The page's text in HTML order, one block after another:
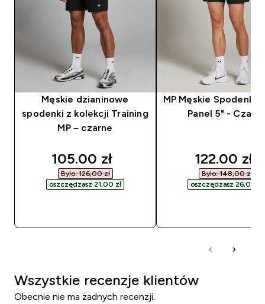
Męskie dzianinowe
spodenki z kolekcji Training
MP – czarne
discounted price
105.00 zł‎
Było: 126,00 zł‎
oszczędzasz 21,00 zł‎
MP Męskie Spodenki
Panel 5" -
122.00 zł‎
Było: 148,00 zł‎
oszczędzasz 26,00 zł‎
Wszystkie recenzje klientów
Obecnie nie ma żadnych recenzji.